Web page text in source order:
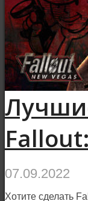
07.09.2022
Хотите сделать